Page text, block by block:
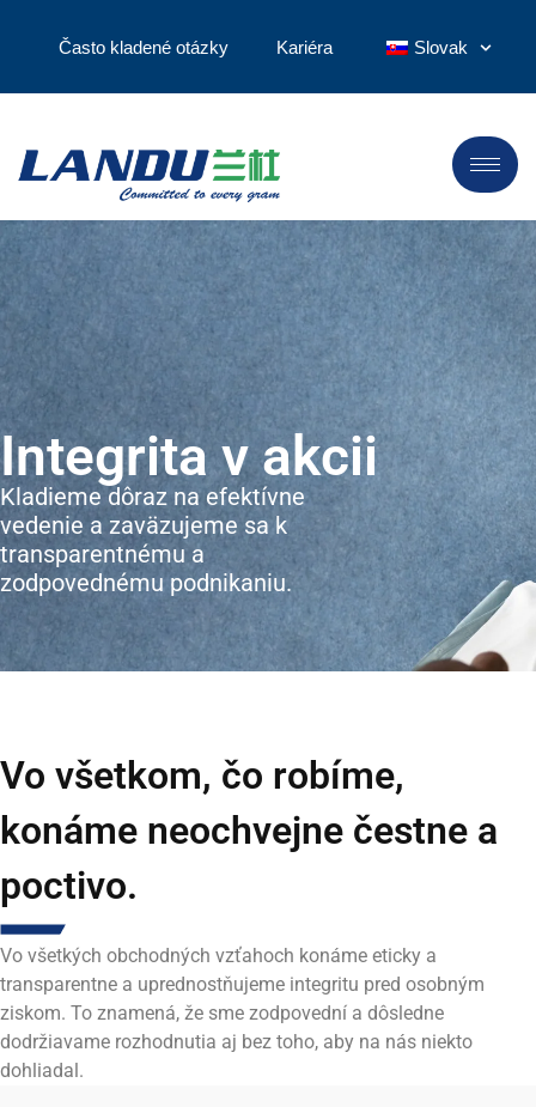
Často kladené otázky Kariéra Slovak
Integrita v akcii
Kladieme dôraz na efektívne
vedenie a zaväzujeme sa k
transparentnému a
zodpovednému podnikaniu.
Vo všetkom, čo robíme,
konáme neochvejne čestne a
poctivo.
Vo všetkých obchodných vzťahoch konáme eticky a
transparentne a uprednostňujeme integritu pred osobným
ziskom. To znamená, že sme zodpovední a dôsledne
dodržiavame rozhodnutia aj bez toho, aby na nás niekto
dohliadal.